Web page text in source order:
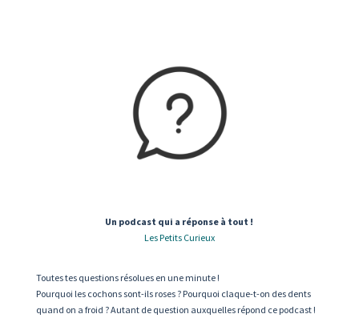
Un podcast qui a réponse à tout !
Les Petits Curieux
Toutes tes questions résolues en une minute !
Pourquoi les cochons sont-ils roses ? Pourquoi claque-t-on des dents
quand on a froid ? Autant de question auxquelles répond ce podcast !